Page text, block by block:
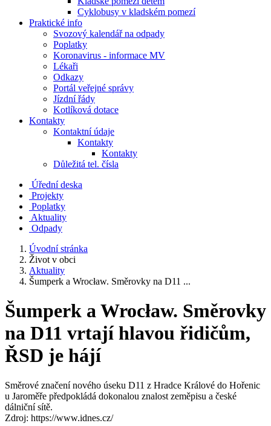
Cyklobusy v kladském pomezí
Praktické info
Svozový kalendář na odpady
Poplatky
Koronavirus - informace MV
Lékaři
Odkazy
Portál veřejné správy
Jízdní řády
Kotlíková dotace
Kontakty
Kontaktní údaje
Kontakty
Kontakty
Důležitá tel. čísla
Úřední deska
Projekty
Poplatky
Aktuality
Odpady
Úvodní stránka
Život v obci
Aktuality
Šumperk a Wrocław. Směrovky na D11 ...
Šumperk a Wrocław. Směrovky
na D11 vrtají hlavou řidičům,
ŘSD je hájí
Směrové značení nového úseku D11 z Hradce Králové do Hořenic
u Jaroměře předpokládá dokonalou znalost zeměpisu a české
dálniční sítě.
Zdroj: https://www.idnes.cz/